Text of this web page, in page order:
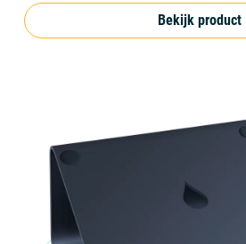
Bekijk product